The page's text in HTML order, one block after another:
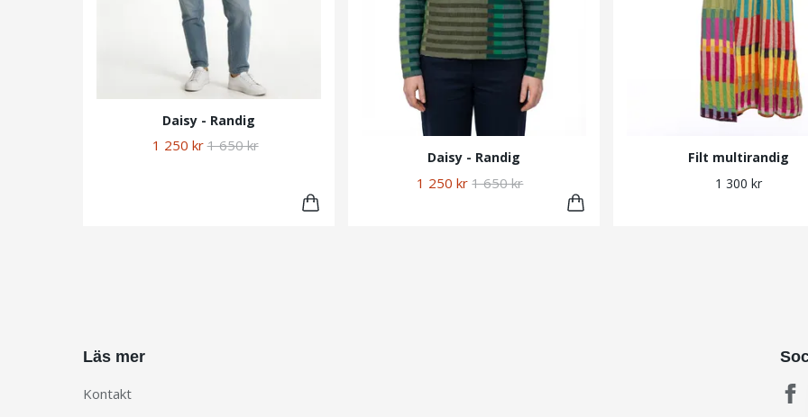
Daisy - Randig
1 250 kr 1 650 kr
Daisy - Randig
1 250 kr 1 650 kr
Filt multirandig
1 300 kr
Läs mer
Kontakt